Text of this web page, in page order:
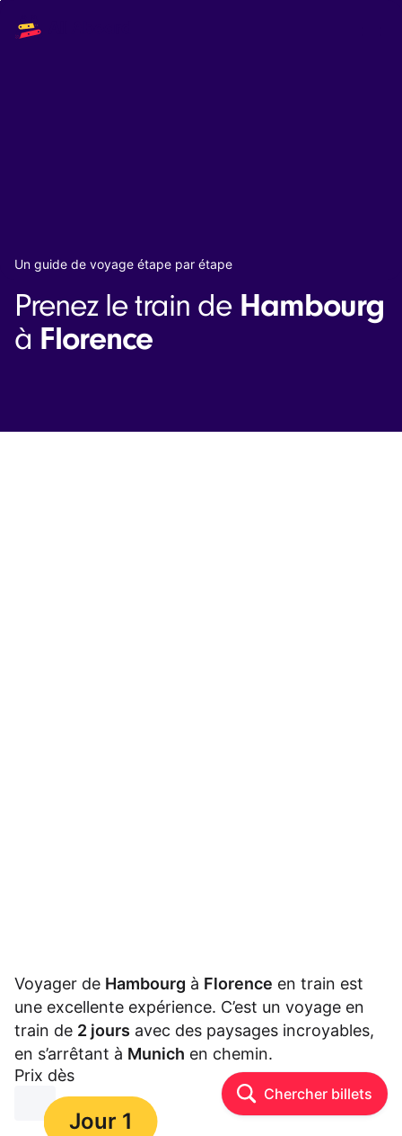
navigation
The API
Book a trip
Interrail passes
Eurail passes
Help & Support
Un guide de voyage étape par étape
Prenez le train de Hambourg
à Florence
Voyager de Hambourg à Florence en train est
une excellente expérience. C’est un voyage en
train de 2 jours avec des paysages incroyables,
en s’arrêtant à Munich en chemin.
Prix dès
⏳⏳ Chercher billets
Jour 1